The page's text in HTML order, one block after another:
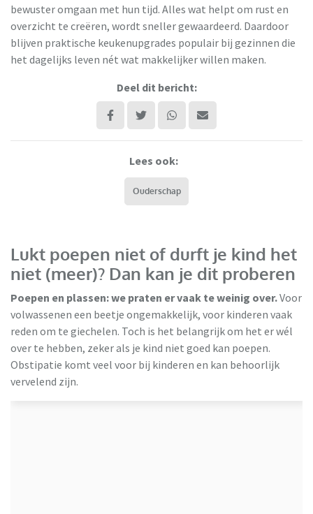
bewuster omgaan met hun tijd. Alles wat helpt om rust en
overzicht te creëren, wordt sneller gewaardeerd. Daardoor
blijven praktische keukenupgrades populair bij gezinnen die
het dagelijks leven nét wat makkelijker willen maken.
Deel dit bericht:
Lees ook:
Ouderschap
Lukt poepen niet of durft je kind het
niet (meer)? Dan kan je dit proberen
Poepen en plassen: we praten er vaak te weinig over.Voor
volwassenen een beetje ongemakkelijk, voor kinderen vaak
reden om te giechelen. Toch is het belangrijk om het er wél
over te hebben, zeker als je kind niet goed kan poepen.
Obstipatie komt veel voor bij kinderen en kan behoorlijk
vervelend zijn.